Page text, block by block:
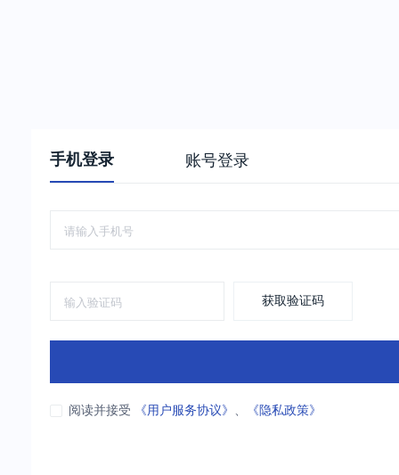
手机登录 账号登录
获取验证码
阅读并接受 《用户服务协议》 、 《隐私政策》